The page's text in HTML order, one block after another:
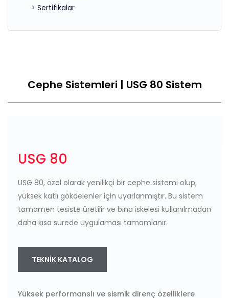
> Sertifikalar
Cephe Sistemleri | USG 80 Sistem
USG 80
USG 80, özel olarak yenilikçi bir cephe sistemi olup,
yüksek katlı gökdelenler için uyarlanmıştır. Bu sistem
tamamen tesiste üretilir ve bina iskelesi kullanılmadan
daha kısa sürede uygulaması tamamlanır.
TEKNIK KATALOG
Yüksek performanslı ve sismik direnç özelliklere